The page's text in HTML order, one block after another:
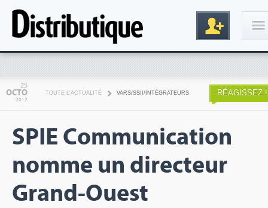
25
OCTO
2012
TOUTE L'ACTUALITÉ VARS/SSII/INTÉGRATEURS RÉAGISSEZ !
SPIE Communication
nomme un directeur
Grand-Ouest